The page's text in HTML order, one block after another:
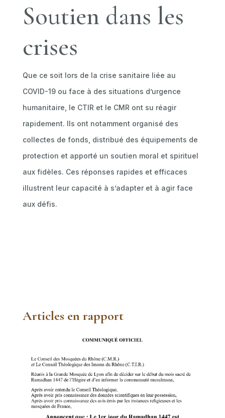
Soutien dans les
crises
Que ce soit lors de la crise sanitaire liée au
COVID-19 ou face à des situations d’urgence
humanitaire, le CTIR et le CMR ont su réagir
rapidement. Ils ont notamment organisé des
collectes de fonds, distribué des équipements de
protection et apporté un soutien moral et spirituel
aux fidèles. Ces réponses rapides et efficaces
illustrent leur capacité à s’adapter et à agir face
aux défis.
Articles en rapport